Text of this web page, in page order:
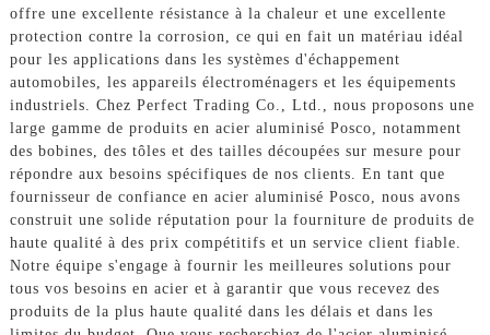
offre une excellente résistance à la chaleur et une excellente
protection contre la corrosion, ce qui en fait un matériau idéal
pour les applications dans les systèmes d'échappement
automobiles, les appareils électroménagers et les équipements
industriels. Chez Perfect Trading Co., Ltd., nous proposons une
large gamme de produits en acier aluminisé Posco, notamment
des bobines, des tôles et des tailles découpées sur mesure pour
répondre aux besoins spécifiques de nos clients. En tant que
fournisseur de confiance en acier aluminisé Posco, nous avons
construit une solide réputation pour la fourniture de produits de
haute qualité à des prix compétitifs et un service client fiable.
Notre équipe s'engage à fournir les meilleures solutions pour
tous vos besoins en acier et à garantir que vous recevez des
produits de la plus haute qualité dans les délais et dans les